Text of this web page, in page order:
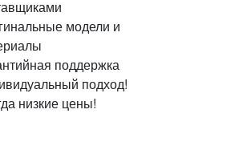
модели и
поддержка
подход!
низкие цены!